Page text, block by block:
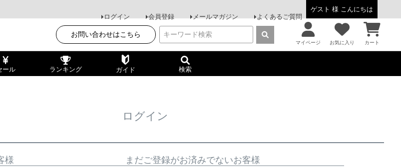
ゲスト 様 こんにちは
ログイン
会員登録 メールマガジン よくあるご質問
お問い合わせはこちら
マイページ お気に入り カート
ール ランキング ガイド 検索
ログイン
様 まだご登録がお済みでないお客様